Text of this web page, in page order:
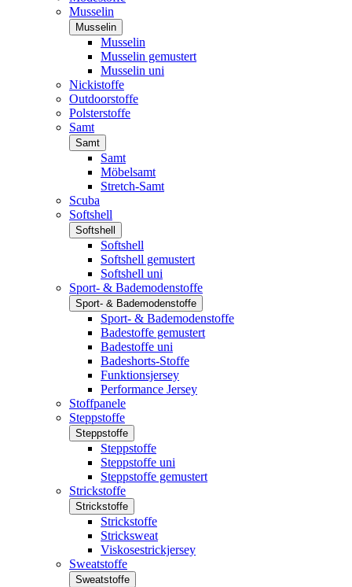
Musselin
Musselin
Musselin
Musselin gemustert
Musselin uni
Nickistoffe
Outdoorstoffe
Polsterstoffe
Samt
Samt
Samt
Möbelsamt
Stretch-Samt
Scuba
Softshell
Softshell
Softshell
Softshell gemustert
Softshell uni
Sport- & Bademodenstoffe
Sport- & Bademodenstoffe
Sport- & Bademodenstoffe
Badestoffe gemustert
Badestoffe uni
Badeshorts-Stoffe
Funktionsjersey
Performance Jersey
Stoffpanele
Steppstoffe
Steppstoffe
Steppstoffe
Steppstoffe uni
Steppstoffe gemustert
Strickstoffe
Strickstoffe
Strickstoffe
Stricksweat
Viskosestrickjersey
Sweatstoffe
Sweatstoffe